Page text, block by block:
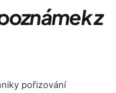
z
pořizování